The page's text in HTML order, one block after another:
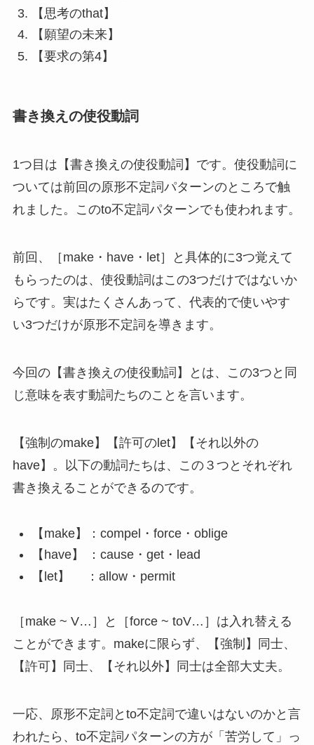
【思考のthat】
【願望の未来】
【要求の第4】
書き換えの使役動詞
1つ目は【書き換えの使役動詞】です。使役動詞に
ついては前回の原形不定詞パターンのところで触
れました。このto不定詞パターンでも使われます。
前回、［make・have・let］と具体的に3つ覚えて
もらったのは、使役動詞はこの3つだけではないか
らです。実はたくさんあって、代表的で使いやす
い3つだけが原形不定詞を導きます。
今回の【書き換えの使役動詞】とは、この3つと同
じ意味を表す動詞たちのことを言います。
【強制のmake】【許可のlet】【それ以外の
have】。以下の動詞たちは、この３つとそれぞれ
書き換えることができるのです。
【make】：compel・force・oblige
【have】 ：cause・get・lead
【let】 ：allow・permit
［make ~ V…］と［force ~ toV…］は入れ替える
ことができます。makeに限らず、【強制】同士、
【許可】同士、【それ以外】同士は全部大丈夫。
一応、原形不定詞とto不定詞で違いはないのかと言
われたら、to不定詞パターンの方が「苦労して」っ